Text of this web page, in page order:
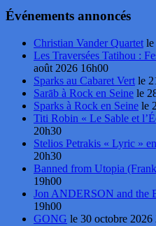
Événements annoncés
Christian Vander Quartet le
Les Traversées Tatihou :
août 2026 16h00
Sparks au Cabaret Vert le
Sarāb à Rock en Seine le
Sparks à Rock en Seine le
Titi Robin « Le Sable et
20h30
Stelios Petrakis « Lyric »
20h30
Banned from Utopia
19h00
Jon ANDERSON and the
19h00
GONG le 30 octobre 2026